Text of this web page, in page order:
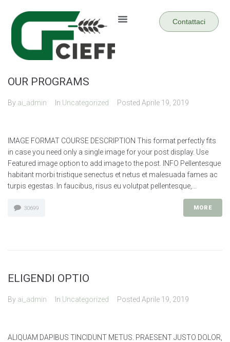
Contattaci
OUR PROGRAMS
By ai_admin In Uncategorized Posted Aprile 19, 2019
IMAGE FORMAT COURSE DESCRIPTION This format perfectly fits
in case you need only a single image for your post display. Use
Featured image option to add image to the post. INFO Pellentesque
habitant morbi tristique senectus et netus et malesuada fames ac
turpis egestas. In faucibus, risus eu volutpat pellentesque,...
30699 MORE
ELIGENDI OPTIO
By ai_admin In Uncategorized Posted Aprile 19, 2019
ALIQUAM DAPIBUS TINCIDUNT METUS. PRAESENT JUSTO DOLOR,